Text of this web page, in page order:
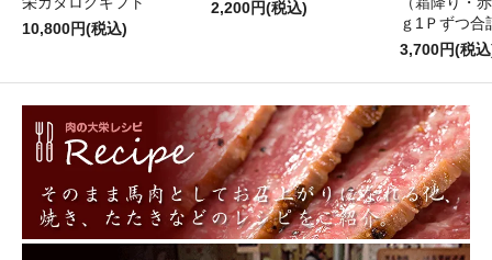
10,800円(税込)
2,200円(税込)
ｇ1Ｐずつ合
3,700円(税